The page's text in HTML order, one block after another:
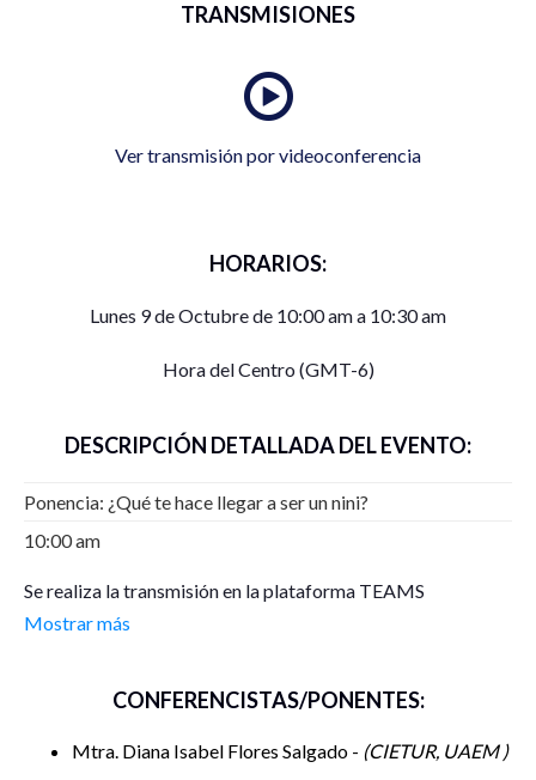
TRANSMISIONES
Ver transmisión por videoconferencia
HORARIOS:
Lunes 9 de Octubre de 10:00 am a 10:30 am
Hora del Centro (GMT-6)
DESCRIPCIÓN DETALLADA DEL EVENTO:
Ponencia: ¿Qué te hace llegar a ser un nini?
10:00 am
Se realiza la transmisión en la plataforma TEAMS
Se da por terminada la ponencia y se otorga un espacio
retroalimentación por parte de los asistentes.
Mostrar más
CONFERENCISTAS/PONENTES:
Mtra. Diana Isabel Flores Salgado - CIETUR, UAEM